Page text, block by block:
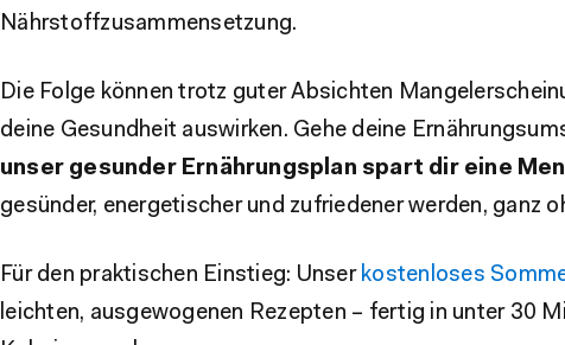
Nährstoffzusammensetzung.
Die Folge können trotz guter Absichten
deine Gesundheit auswirken. Gehe deine
unser gesunder Ernährungsplan spart dir eine
gesünder, energetischer und zufriedener werden, ganz
Für den praktischen Einstieg: Unser kostenloses
leichten, ausgewogenen Rezepten – fertig in unter 30